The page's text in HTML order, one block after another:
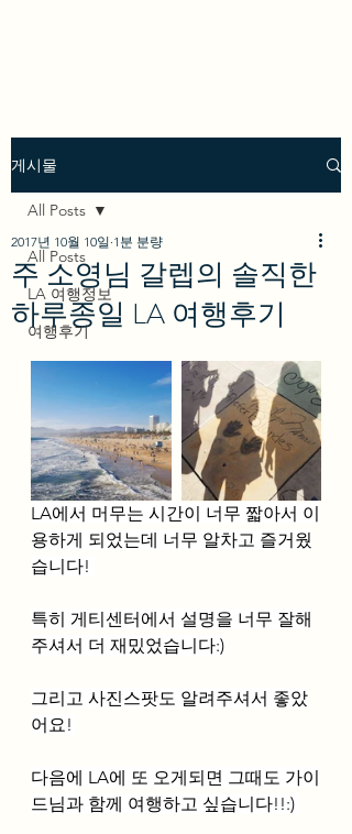
게시물
All Posts
LA 여행정보
여행후기
All Posts
주 소영님 갈렙의 솔직한
하루종일 LA 여행후기
2017년 10월 10일 1분 분량
LA에서 머무는 시간이 너무 짧아서 이
용하게 되었는데 너무 알차고 즐거웠
습니다!
특히 게티센터에서 설명을 너무 잘해
주셔서 더 재밌었습니다:)
그리고 사진스팟도 알려주셔서 좋았
어요!
다음에 LA에 또 오게되면 그때도 가이
드님과 함께 여행하고 싶습니다!!:)